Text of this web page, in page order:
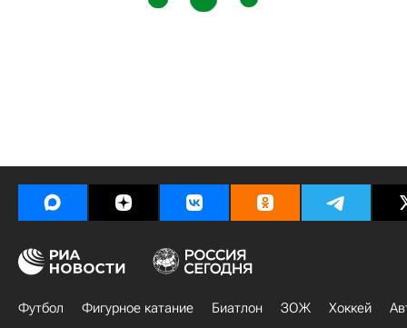
Футбол Фигурное катание Биатлон ЗОЖ Хоккей